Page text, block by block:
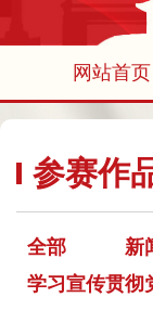
网站首页
参赛作
全部 新
学习宣传贯彻